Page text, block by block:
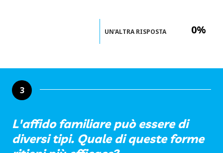
0%
UN'ALTRA RISPOSTA
3
L'affido familiare può essere di
diversi tipi. Quale di queste forme